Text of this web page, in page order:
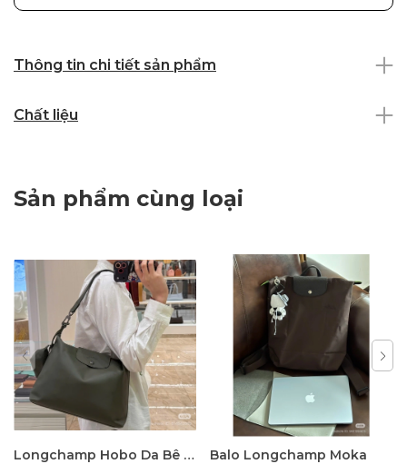
Thông tin chi tiết sản phẩm
Chất liệu
Sản phẩm cùng loại
Longchamp Hobo Da Bê Olive Balo Longchamp Moka